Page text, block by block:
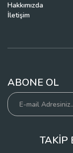
Hakkımızda
İletişim
ABONE OL
TAKİP